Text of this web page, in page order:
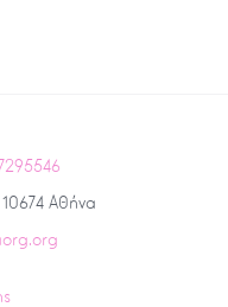
10674 Αθήνα